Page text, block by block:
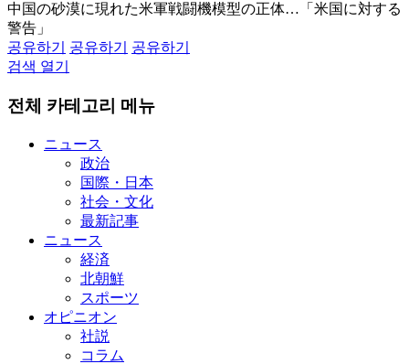
中国の砂漠に現れた米軍戦闘機模型の正体…「米国に対する
警告」
공유하기
공유하기
공유하기
검색 열기
전체 카테고리 메뉴
ニュース
政治
国際・日本
社会・文化
最新記事
ニュース
経済
北朝鮮
スポーツ
オピニオン
社説
コラム